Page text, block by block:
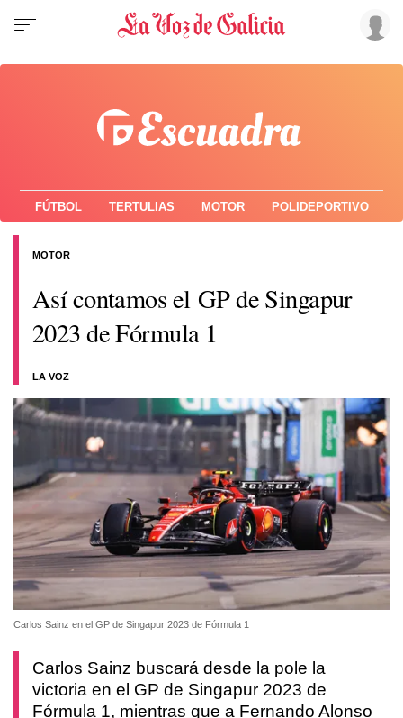
FÚTBOL TERTULIAS MOTOR POLIDEPORTIVO
Así contamos el GP de Singapur
2023 de Fórmula 1
LA VOZ
MOTOR
Carlos Sainz en el GP de Singapur 2023 de Fórmula 1
Carlos Sainz buscará desde la pole la
victoria en el GP de Singapur 2023 de
Fórmula 1, mientras que a Fernando Alonso